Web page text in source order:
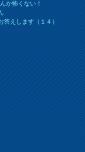
か怖くない！
答えします（１４）